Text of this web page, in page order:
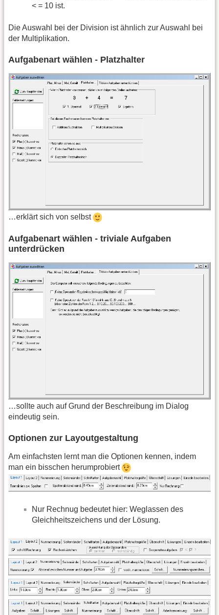
< = 10 ist.
Die Auswahl bei der Division ist ähnlich zur Auswahl bei
der Multiplikation.
Aufgabenart wählen - Platzhalter
…erklärt sich von selbst
Aufgabenart wählen - triviale Aufgaben
unterdrücken
…sollte auch auf Grund der Beschreibung im Dialog
eindeutig sein.
Optionen zur Layoutgestaltung
Am einfachsten lernt man die Optionen kennen, indem
man ein bisschen herumprobiert
Nur Rechnug bedeutet hier: Weglassen des
Gleichheitszeichens und der Lösung.